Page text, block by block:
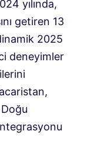
yılında,
getiren 13
2025
deneyimler